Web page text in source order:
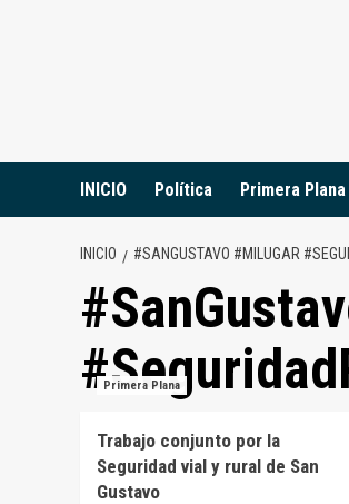
INICIO Política Primera Plana
INICIO #SANGUSTAVO #MILUGAR
Primera Plana
Trabajo conjunto por la
Seguridad vial y rural de San
Gustavo